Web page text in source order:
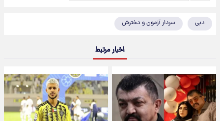
دبی سردار آزمون و دخترش
اخبار مرتبط